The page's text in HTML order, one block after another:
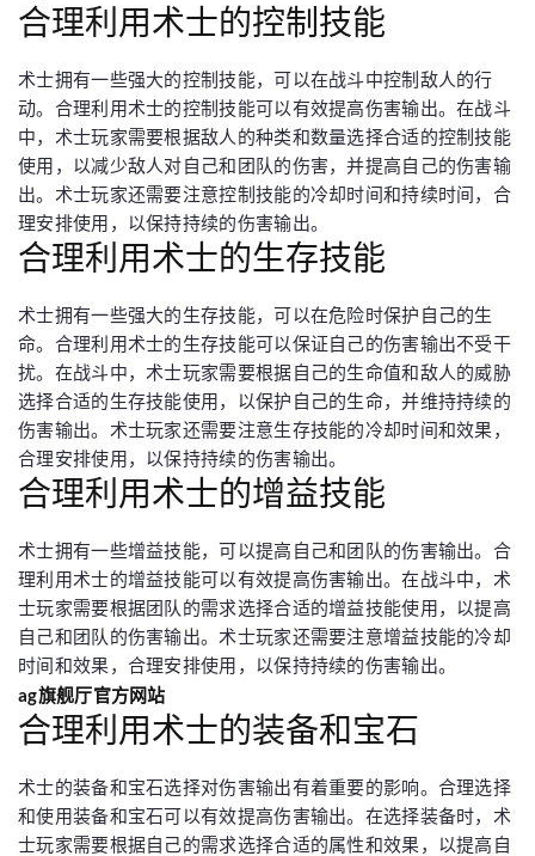
合理利用术士的控制技能
术士拥有一些强大的控制技能，可以在战斗中控制敌人的行
动。合理利用术士的控制技能可以有效提高伤害输出。在战斗
中，术士玩家需要根据敌人的种类和数量选择合适的控制技能
使用，以减少敌人对自己和团队的伤害，并提高自己的伤害输
出。术士玩家还需要注意控制技能的冷却时间和持续时间，合
理安排使用，以保持持续的伤害输出。
合理利用术士的生存技能
术士拥有一些强大的生存技能，可以在危险时保护自己的生
命。合理利用术士的生存技能可以保证自己的伤害输出不受干
扰。在战斗中，术士玩家需要根据自己的生命值和敌人的威胁
选择合适的生存技能使用，以保护自己的生命，并维持持续的
伤害输出。术士玩家还需要注意生存技能的冷却时间和效果，
合理安排使用，以保持持续的伤害输出。
合理利用术士的增益技能
术士拥有一些增益技能，可以提高自己和团队的伤害输出。合
理利用术士的增益技能可以有效提高伤害输出。在战斗中，术
士玩家需要根据团队的需求选择合适的增益技能使用，以提高
自己和团队的伤害输出。术士玩家还需要注意增益技能的冷却
时间和效果，合理安排使用，以保持持续的伤害输出。
ag旗舰厅官方网站
合理利用术士的装备和宝石
术士的装备和宝石选择对伤害输出有着重要的影响。合理选择
和使用装备和宝石可以有效提高伤害输出。在选择装备时，术
士玩家需要根据自己的需求选择合适的属性和效果，以提高自